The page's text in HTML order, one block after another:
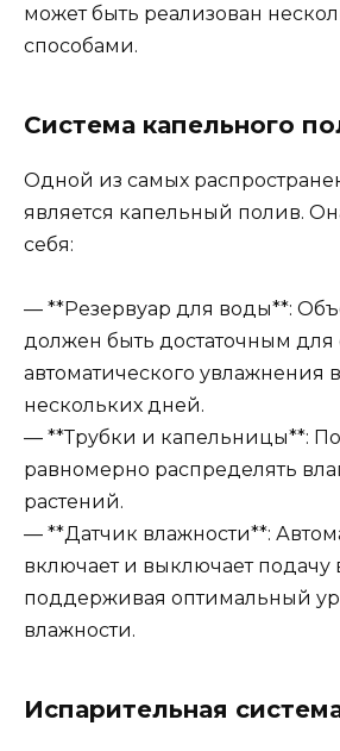
может быть реализован
способами.
Система капельного
Одной из самых
является капельный полив.
себя:
— **Резервуар для воды**:
должен быть достаточным для
автоматического увлажнения
нескольких дней.
— **Трубки и капельницы**:
равномерно распределять
растений.
— **Датчик влажности**:
включает и выключает подачу
поддерживая оптимальный
влажности.
Испарительная